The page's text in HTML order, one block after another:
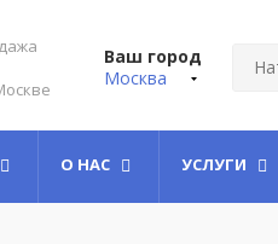
Ваш город
Москва
О НАС УСЛУГИ